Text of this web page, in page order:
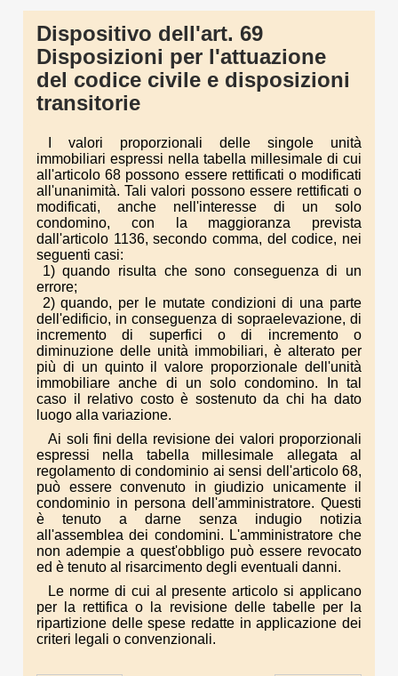
Dispositivo dell'art. 69
Disposizioni per l'attuazione
del codice civile e disposizioni
transitorie
I valori proporzionali delle singole unità
immobiliari espressi nella tabella millesimale di cui
all'articolo 68 possono essere rettificati o modificati
all'unanimità. Tali valori possono essere rettificati o
modificati, anche nell'interesse di un solo
condomino, con la maggioranza prevista
dall'articolo 1136, secondo comma, del codice, nei
seguenti casi:
1) quando risulta che sono conseguenza di un
errore;
2) quando, per le mutate condizioni di una parte
dell'edificio, in conseguenza di sopraelevazione, di
incremento di superfici o di incremento o
diminuzione delle unità immobiliari, è alterato per
più di un quinto il valore proporzionale dell'unità
immobiliare anche di un solo condomino. In tal
caso il relativo costo è sostenuto da chi ha dato
luogo alla variazione.
Ai soli fini della revisione dei valori proporzionali
espressi nella tabella millesimale allegata al
regolamento di condominio ai sensi dell'articolo 68,
può essere convenuto in giudizio unicamente il
condominio in persona dell'amministratore. Questi
è tenuto a darne senza indugio notizia
all'assemblea dei condomini. L'amministratore che
non adempie a quest'obbligo può essere revocato
ed è tenuto al risarcimento degli eventuali danni.
Le norme di cui al presente articolo si applicano
per la rettifica o la revisione delle tabelle per la
ripartizione delle spese redatte in applicazione dei
criteri legali o convenzionali.